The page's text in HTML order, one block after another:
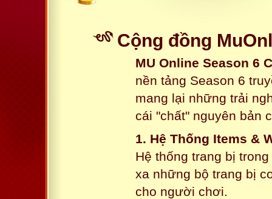
Cộng đồng
MU Online Season 6
nền tảng Season 6
mang lại những trải
cái "chất" nguyên bản
1. Hệ Thống Items &
Hệ thống trang bị
xa những bộ trang bị
cho người chơi.